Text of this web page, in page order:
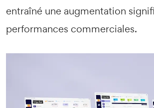
entraîné une augmentation
performances commerciales.